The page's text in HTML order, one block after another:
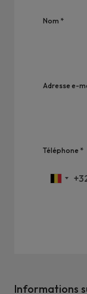
Nom *
Adresse e-
Téléphone *
Informations